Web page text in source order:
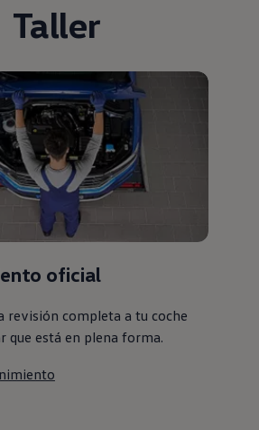
Taller
oficial
revisión completa a tu coche
que está en plena forma.